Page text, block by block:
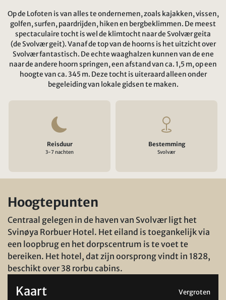
Op de Lofoten is van alles te ondernemen, zoals kajakken, vissen,
golfen, surfen, paardrijden, hiken en bergbeklimmen. De meest
spectaculaire tocht is wel de klimtocht naar de Svolvær geita
(de Svolvær geit). Vanaf de top van de hoorns is het uitzicht over
Svolvær fantastisch. De echte waaghalzen kunnen van de ene
naar de andere hoorn springen, een afstand van ca. 1,5 m, op een
hoogte van ca. 345 m. Deze tocht is uiteraard alleen onder
begeleiding van lokale gidsen te maken.
Reisduur
3-7 nachten
Bestemming
Svolvær
Hoogtepunten
Centraal gelegen in de haven van Svolvær ligt het
Svinøya Rorbuer Hotel. Het eiland is toegankelijk via
een loopbrug en het dorpscentrum is te voet te
bereiken. Het hotel, dat zijn oorsprong vindt in 1828,
beschikt over 38 rorbu cabins.
Kaart Vergroten